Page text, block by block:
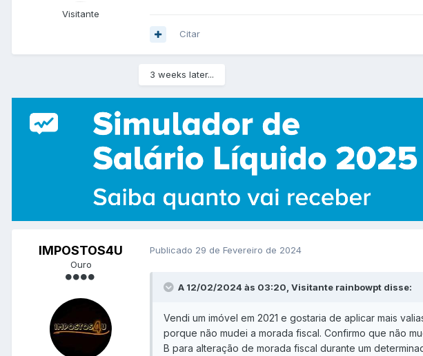
Visitante
Citar
3 weeks later...
IMPOSTOS4U
Ouro
Publicado 29 de Fevereiro de 2024
A 12/02/2024 às 03:20, Visitante rainbowpt disse:
Vendi um imóvel em 2021 e gostaria de aplicar mais
porque não mudei a morada fiscal. Confirmo que não
B para alteração de morada fiscal durante um